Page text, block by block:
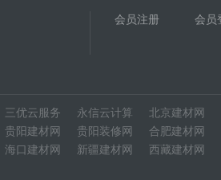
会员注册 会员
三优云服务 永信云计算 北京建材网
贵阳建材网 贵阳装修网 合肥建材网
海口建材网 新疆建材网 西藏建材网